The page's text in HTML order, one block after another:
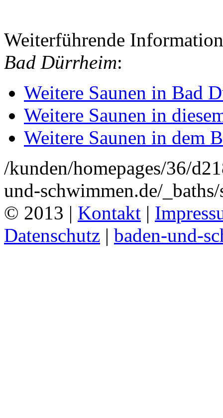
Weiterführende
Bad Dürrheim:
Weitere Saunen in Bad
Weitere Saunen in
Weitere Saunen in dem
/kunden/homepages/36/
und-schwimmen.de/
© 2013 | Kontakt |
Datenschutz | baden-und-